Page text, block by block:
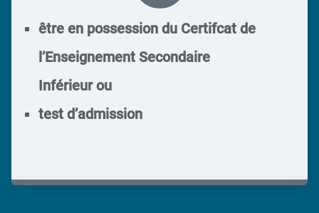
être en possession du Certifcat de
l’Enseignement Secondaire
Inférieur ou
test d’admission